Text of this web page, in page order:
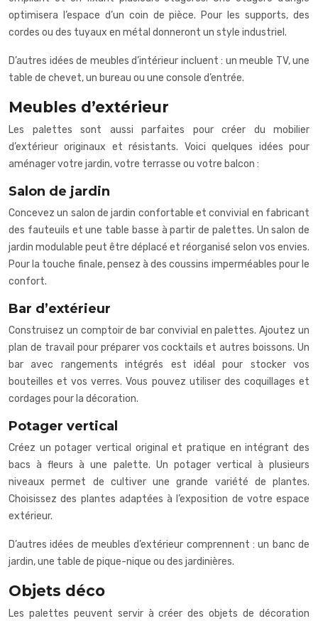
optimisera l’espace d’un coin de pièce. Pour les supports, des
cordes ou des tuyaux en métal donneront un style industriel.
D’autres idées de meubles d’intérieur incluent : un meuble TV, une
table de chevet, un bureau ou une console d’entrée.
Meubles d’extérieur
Les palettes sont aussi parfaites pour créer du mobilier
d’extérieur originaux et résistants. Voici quelques idées pour
aménager votre jardin, votre terrasse ou votre balcon :
Salon de jardin
Concevez un salon de jardin confortable et convivial en fabricant
des fauteuils et une table basse à partir de palettes. Un salon de
jardin modulable peut être déplacé et réorganisé selon vos envies.
Pour la touche finale, pensez à des coussins imperméables pour le
confort.
Bar d’extérieur
Construisez un comptoir de bar convivial en palettes. Ajoutez un
plan de travail pour préparer vos cocktails et autres boissons. Un
bar avec rangements intégrés est idéal pour stocker vos
bouteilles et vos verres. Vous pouvez utiliser des coquillages et
cordages pour la décoration.
Potager vertical
Créez un potager vertical original et pratique en intégrant des
bacs à fleurs à une palette. Un potager vertical à plusieurs
niveaux permet de cultiver une grande variété de plantes.
Choisissez des plantes adaptées à l’exposition de votre espace
extérieur.
D’autres idées de meubles d’extérieur comprennent : un banc de
jardin, une table de pique-nique ou des jardinières.
Objets déco
Les palettes peuvent servir à créer des objets de décoration